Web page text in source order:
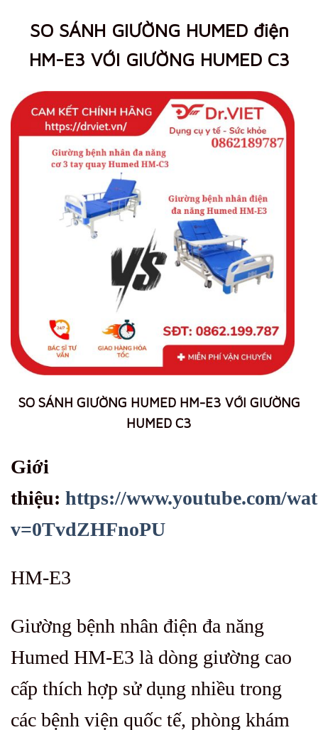
SO SÁNH GIƯỜNG HUMED điện
HM-E3 VỚI GIƯỜNG HUMED C3
SO SÁNH GIƯỜNG HUMED HM-E3 VỚI GIƯỜNG
HUMED C3
Giới
thiệu: https://www.youtube.com/
v=0TvdZHFnoPU
HM-E3
Giường bệnh nhân điện đa năng
Humed HM-E3 là dòng giường cao
cấp thích hợp sử dụng nhiều trong
các bệnh viện quốc tế, phòng khám